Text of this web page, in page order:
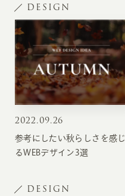
DESIGN
2022.09.26
参考にしたい秋らしさを感じ
るWEBデザイン3選
DESIGN